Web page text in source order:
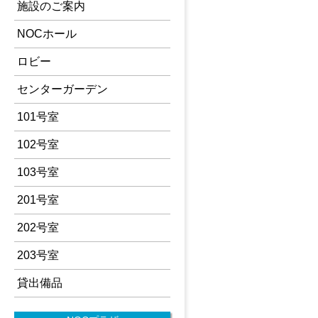
施設のご案内
NOCホール
ロビー
センターガーデン
101号室
102号室
103号室
201号室
202号室
203号室
貸出備品